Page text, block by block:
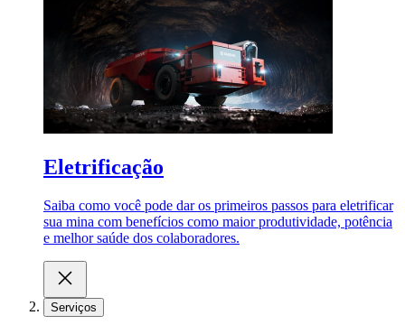
Eletrificação
Saiba como você pode dar os primeiros passos para eletrificar
sua mina com benefícios como maior produtividade, potência
e melhor saúde dos colaboradores.
Serviços